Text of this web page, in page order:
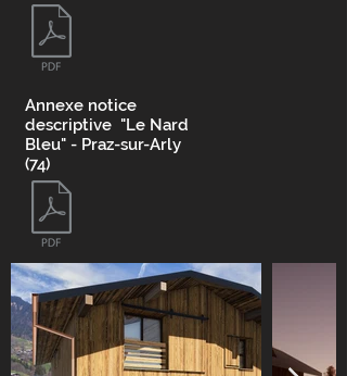
Annexe notice
descriptive "Le Nard
Bleu" - Praz-sur-Arly
(74)